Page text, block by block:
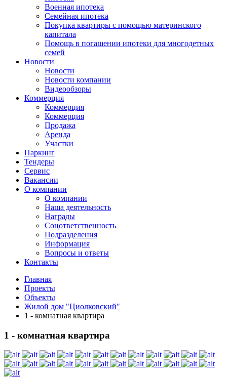
Военная ипотека
Семейная ипотека
Покупка квартиры с помощью материнского
капитала
Помощь в погашении ипотеки для многодетных
семей
Новости
Новости
Новости компании
Видеообзоры
Коммерция
Коммерция
Коммерция
Продажа
Аренда
Участки
Паркинг
Тендеры
Сервис
Вакансии
О компании
О компании
Наша деятельность
Награды
Соцответственность
Подразделения
Информация
Вопросы и ответы
Контакты
Главная
Проекты
Объекты
Жилой дом "Циолковский"
1 - комнатная квартира
1 - комнатная квартира